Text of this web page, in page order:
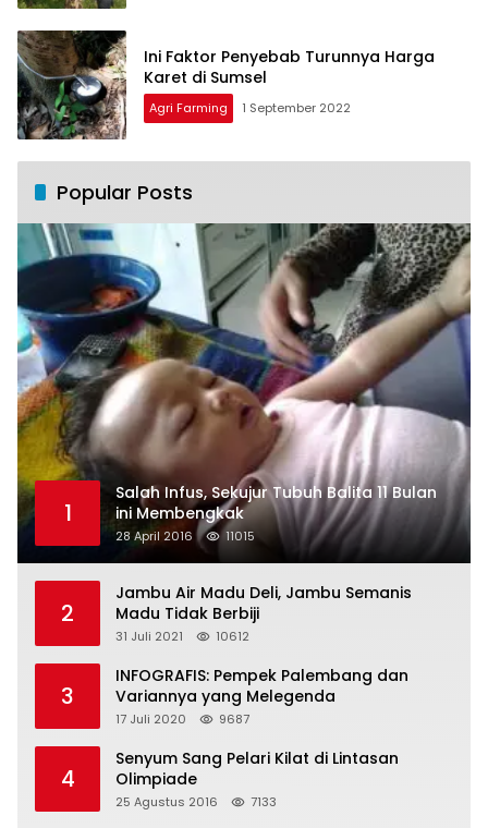
Ini Faktor Penyebab Turunnya Harga
Karet di Sumsel
Agri Farming 1 September 2022
Popular Posts
1
Salah Infus, Sekujur Tubuh Balita 11 Bulan
ini Membengkak
28 April 2016 11015
2
Jambu Air Madu Deli, Jambu Semanis
Madu Tidak Berbiji
31 Juli 2021 10612
3
INFOGRAFIS: Pempek Palembang dan
Variannya yang Melegenda
17 Juli 2020 9687
4
Senyum Sang Pelari Kilat di Lintasan
Olimpiade
25 Agustus 2016 7133